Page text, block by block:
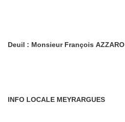
Deuil : Monsieur François AZZARO
INFO LOCALE MEYRARGUES